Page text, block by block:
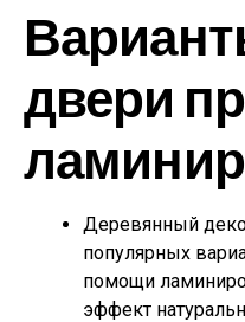
двери
Деревянный
популярных
помощи
эффект